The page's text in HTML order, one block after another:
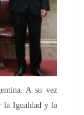
A su vez
la Igualdad y la